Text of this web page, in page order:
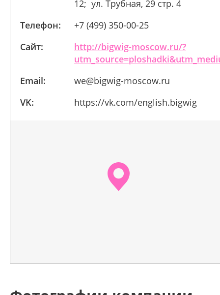
12; ул. Трубная, 29 стр. 4
Телефон:
+7 (499) 350-00-25
Сайт:
http://bigwig-moscow.ru/?
Email:
we@bigwig-moscow.ru
VK:
https://vk.com/english.bigwig